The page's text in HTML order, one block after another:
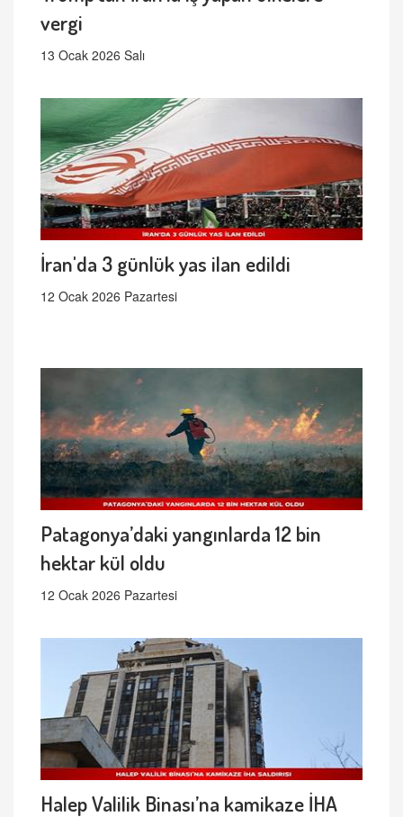
vergi
13 Ocak 2026 Salı
İran'da 3 günlük yas ilan edildi
12 Ocak 2026 Pazartesi
Patagonya’daki yangınlarda 12 bin
hektar kül oldu
12 Ocak 2026 Pazartesi
Halep Valilik Binası’na kamikaze İHA